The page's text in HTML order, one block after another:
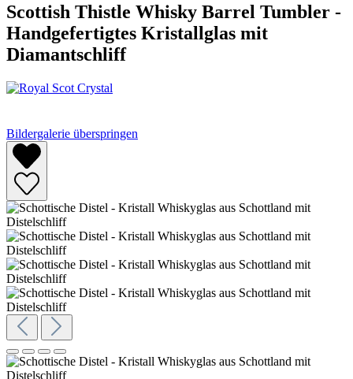
Scottish Thistle Whisky Barrel Tumbler -
Handgefertigtes Kristallglas mit
Diamantschliff
Bildergalerie überspringen